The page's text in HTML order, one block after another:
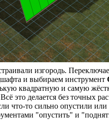
изгородь.
и выбираем инструмент
квадратную и самую
это делается без точных
что-то сильно опустили
"опустить" и